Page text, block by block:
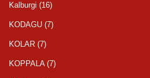
Kalburgi (16)
KODAGU (7)
KOLAR (7)
KOPPALA(7)